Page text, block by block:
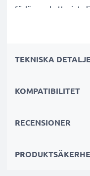
förlänger batteriets
Certifierad
✔Kompakt & lätt
laddningskabel och
Snabba laddningstider
TEKNISKA
KOMPATIBILITET
RECENSIONER